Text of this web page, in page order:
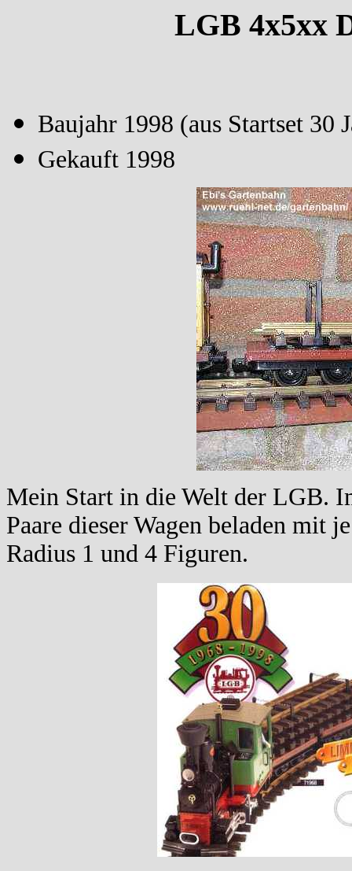
LGB 4x5xx
Baujahr 1998 (aus Startset
Gekauft 1998
Mein Start in die Welt der LGB.
Paare dieser Wagen beladen mit
Radius 1 und 4 Figuren.